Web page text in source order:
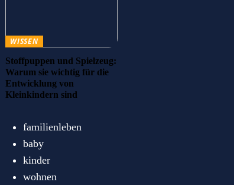
WISSEN
Stoffpuppen und Spielzeug:
Warum sie wichtig für die
Entwicklung von
Kleinkindern sind
familienleben
baby
kinder
wohnen